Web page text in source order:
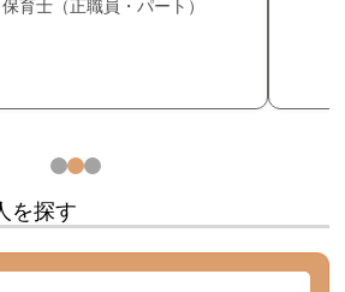
保育士（正職員・パート）
を探す